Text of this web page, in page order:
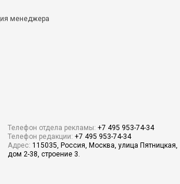
менеджера
Телефон отдела рекламы: +7 495 953-74-34
Телефон редакции: +7 495 953-74-34
Адрес: 115035, Россия, Москва, улица Пятницкая,
дом 2-38, строение 3.